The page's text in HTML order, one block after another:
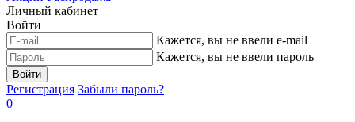
Личный кабинет
Войти
Кажется, вы не ввели e-mail
Кажется, вы не ввели пароль
Войти
Регистрация Забыли пароль?
0